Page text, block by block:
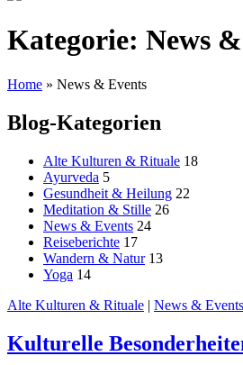
Kategorie: News
Home » News & Events
Blog-Kategorien
Alte Kulturen & Rituale 18
Ayurveda 5
Gesundheit & Heilung 22
Meditation & Stille 26
News & Events 24
Reiseberichte 17
Wandern & Natur 13
Yoga 14
Alte Kulturen & Rituale | News & Events
Kulturelle